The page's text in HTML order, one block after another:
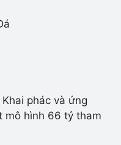
phác và ứng
mô hình 66 tỷ tham